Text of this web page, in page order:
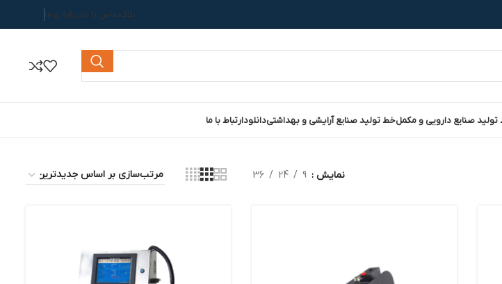
بلاگتماس با مادرباره ی ما
صنایع دارویی و مکملخط تولید صنایع آرایشی و بهداشتیدانلودارتباط با ما
نمایش 9
24
36